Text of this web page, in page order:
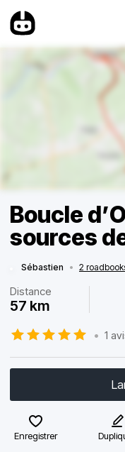
Boucle
sources
Sébastien • 2
Distance
57 km
• 1
Enregistrer